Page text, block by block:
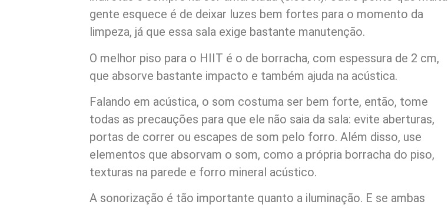
gente esquece é de deixar luzes bem fortes para o momento da
limpeza, já que essa sala exige bastante manutenção.
O melhor piso para o HIIT é o de borracha, com espessura de 2 cm,
que absorve bastante impacto e também ajuda na acústica.
Falando em acústica, o som costuma ser bem forte, então, tome
todas as precauções para que ele não saia da sala: evite aberturas,
portas de correr ou escapes de som pelo forro. Além disso, use
elementos que absorvam o som, como a própria borracha do piso,
texturas na parede e forro mineral acústico.
A sonorização é tão importante quanto a iluminação. E se ambas